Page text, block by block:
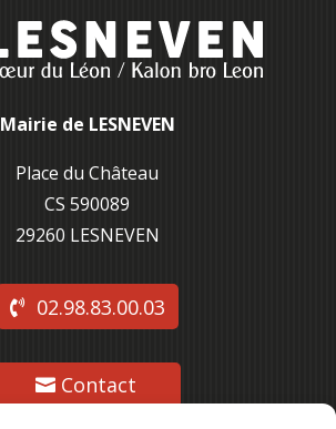
Mairie de LESNEVEN
Place du Château
CS 590089
29260 LESNEVEN
02.98.83.00.03
Contact